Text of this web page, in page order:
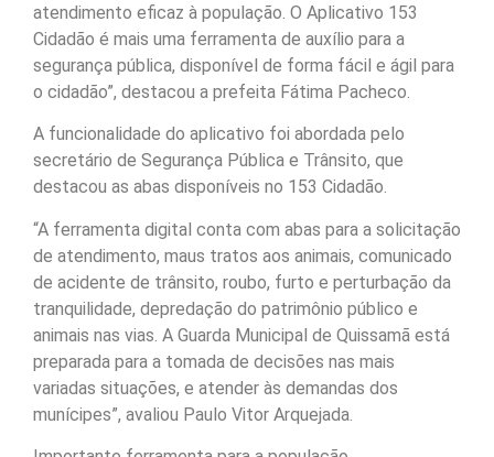
atendimento eficaz à população. O Aplicativo 153
Cidadão é mais uma ferramenta de auxílio para a
segurança pública, disponível de forma fácil e ágil para
o cidadão”, destacou a prefeita Fátima Pacheco.
A funcionalidade do aplicativo foi abordada pelo
secretário de Segurança Pública e Trânsito, que
destacou as abas disponíveis no 153 Cidadão.
“A ferramenta digital conta com abas para a solicitação
de atendimento, maus tratos aos animais, comunicado
de acidente de trânsito, roubo, furto e perturbação da
tranquilidade, depredação do patrimônio público e
animais nas vias. A Guarda Municipal de Quissamã está
preparada para a tomada de decisões nas mais
variadas situações, e atender às demandas dos
munícipes”, avaliou Paulo Vitor Arquejada.